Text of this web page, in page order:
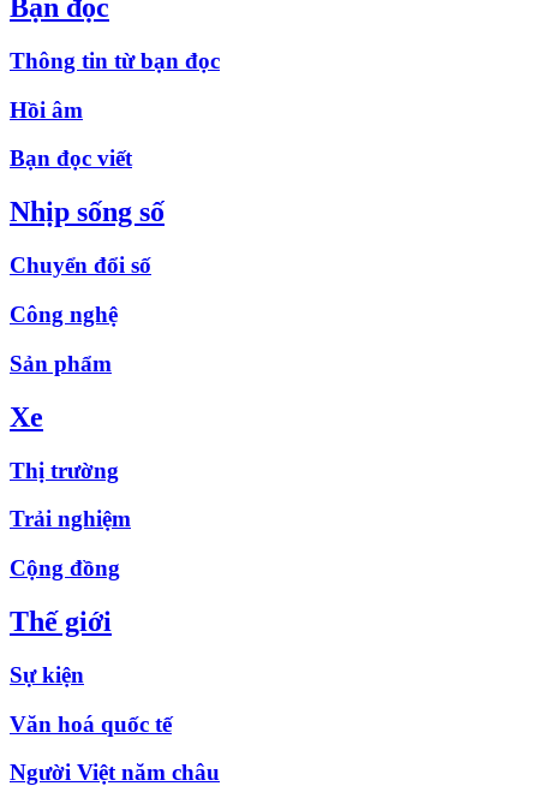
Bạn đọc
Thông tin từ bạn đọc
Hồi âm
Bạn đọc viết
Nhịp sống số
Chuyển đổi số
Công nghệ
Sản phẩm
Xe
Thị trường
Trải nghiệm
Cộng đồng
Thế giới
Sự kiện
Văn hoá quốc tế
Người Việt năm châu